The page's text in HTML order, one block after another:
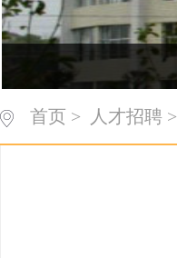
首页 > 人才招聘 >